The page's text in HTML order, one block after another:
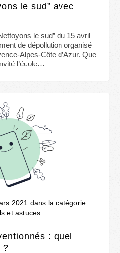
le sud” avec
le sud” du 15 avril
de dépollution organisé
Alpes-Côte d’Azur. Que
l’école…
2021 dans la catégorie
et astuces
: quel
?